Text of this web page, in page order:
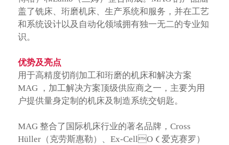
盖了铣床、珩磨机床、生产系统和服务，并在工艺
和系统设计以及自动化领域拥有独一无二的专业知
识。
优势及亮点
用于高精度切削加工和珩磨的机床和解决方案
MAG ，加工解决方案顶级供应商之一，主要为用
户提供量身定制的机床及制造系统交钥匙。
MAG 整合了国际机床行业的著名品牌，Cross
Hüller（克劳斯惠勒）、Ex-CellO（爱克赛罗）